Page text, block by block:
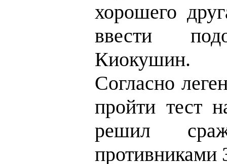
хорошего
ввести
Киокушин.
Согласно
пройти тест
решил
противниками